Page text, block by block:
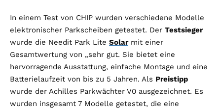
In einem Test von CHIP wurden verschiedene Modelle
elektronischer Parkscheiben getestet. Der Testsieger
wurde die Needit Park Lite Solarmit einer
Gesamtwertung von „sehr gut. Sie bietet eine
hervorragende Ausstattung, einfache Montage und eine
Batterielaufzeit von bis zu 5 Jahren. Als Preistipp
wurde der Achilles Parkwächter V0 ausgezeichnet. Es
wurden insgesamt 7 Modelle getestet, die eine